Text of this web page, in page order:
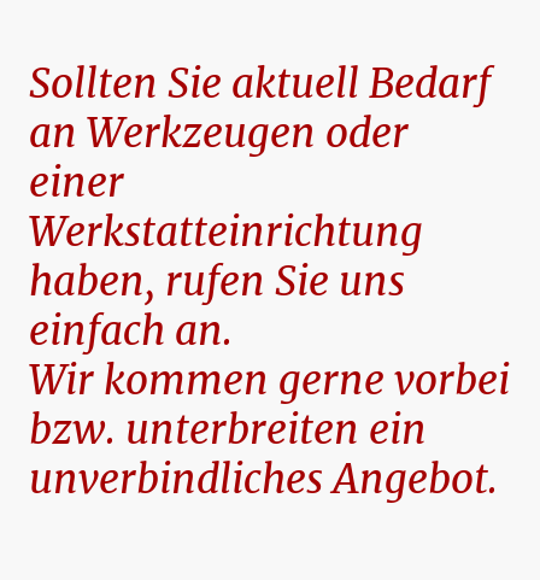
Sollten Sie aktuell Bedarf
an Werkzeugen oder
einer
Werkstatteinrichtung
haben, rufen Sie uns
einfach an.
Wir kommen gerne vorbei
bzw. unterbreiten ein
unverbindliches Angebot.